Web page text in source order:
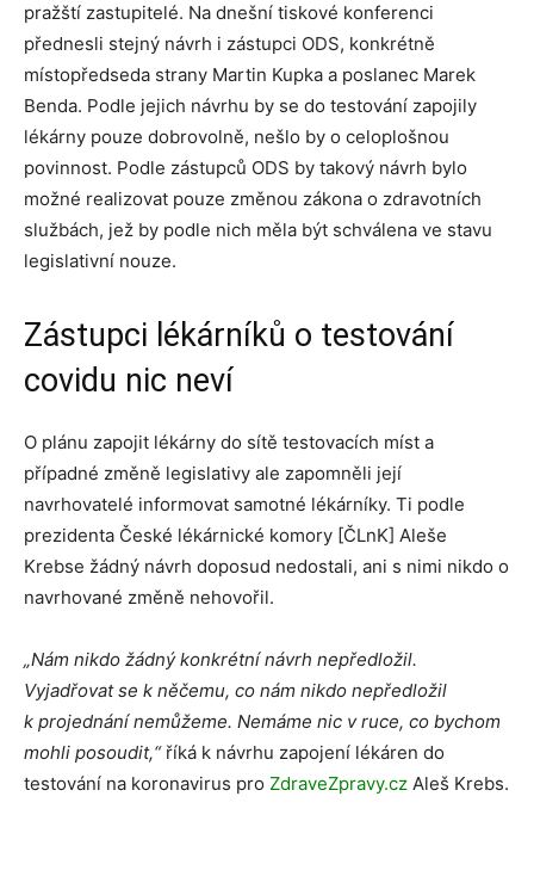
pražští zastupitelé. Na dnešní tiskové konferenci
přednesli stejný návrh i zástupci ODS, konkrétně
místopředseda strany Martin Kupka a poslanec Marek
Benda. Podle jejich návrhu by se do testování zapojily
lékárny pouze dobrovolně, nešlo by o celoplošnou
povinnost. Podle zástupců ODS by takový návrh bylo
možné realizovat pouze změnou zákona o zdravotních
službách, jež by podle nich měla být schválena ve stavu
legislativní nouze.
Zástupci lékárníků o testování
covidu nic neví
O plánu zapojit lékárny do sítě testovacích míst a
případné změně legislativy ale zapomněli její
navrhovatelé informovat samotné lékárníky. Ti podle
prezidenta České lékárnické komory [ČLnK] Aleše
Krebse žádný návrh doposud nedostali, ani s nimi nikdo o
navrhované změně nehovořil.
„Nám nikdo žádný konkrétní návrh nepředložil.
Vyjadřovat se k něčemu, co nám nikdo nepředložil
k projednání nemůžeme. Nemáme nic v ruce, co bychom
mohli posoudit,“říká k návrhu zapojení lékáren do
testování na koronavirus pro ZdraveZpravy.cz Aleš Krebs.